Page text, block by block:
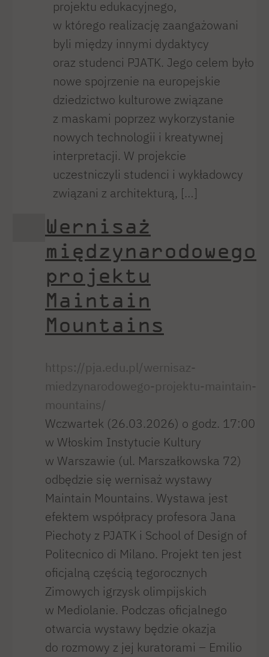
projektu edukacyjnego,
w którego realizację zaangażowani
byli między innymi dydaktycy
oraz studenci PJATK. Jego celem było
nowe spojrzenie na europejskie
dziedzictwo kulturowe związane
z maskami poprzez wykorzystanie
nowych technologii i kreatywnej
interpretacji. W projekcie
uczestniczyli studenci i wykładowcy
związani z architekturą, […]
Wernisaż
międzynarodowego
projektu
Maintain
Mountains
https://pja.edu.pl/wernisaz-
miedzynarodowego-projektu-maintain-
mountains/
Wczwartek (26.03.2026) o godz. 17:00
w Włoskim Instytucie Kultury
w Warszawie (ul. Marszałkowska 72)
odbędzie się wernisaż wystawy
Maintain Mountains. Wystawa jest
efektem współpracy profesora Jana
Piechoty z PJATK i School of Design of
Politecnico di Milano. Projekt ten jest
oficjalną częścią tegorocznych
Zimowych igrzysk olimpijskich
w Mediolanie. Podczas oficjalnego
otwarcia wystawy będzie okazja
do rozmowy z jej kuratorami – Emilio